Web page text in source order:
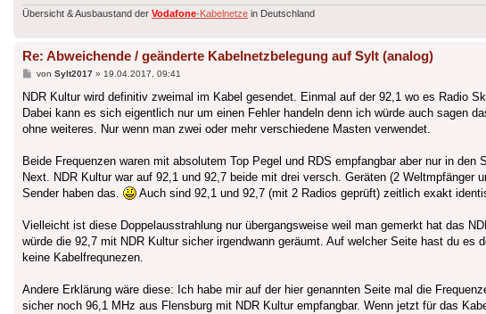
Übersicht & Ausbaustand der Vodafone-Kabelnetze in Deutschland
Re: Abweichende / geänderte Kabelnetzbelegung auf Sylt (analog)
Beitrag
von Sylt2017» 19.04.2017, 09:41
NDR Kultur wird definitiv zweimal im Kabel gesendet. Einmal auf der 92,1 wo es Radio
Dabei kann es sich eigentlich nur um einen Fehler handeln denn ich würde auch sagen
ohne weiteres. Nur wenn man zwei oder mehr verschiedene Masten verwendet.
Beide Frequenzen waren mit absolutem Top Pegel und RDS empfangbar aber nur in
Next. NDR Kultur war auf 92,1 und 92,7 beide mit drei versch. Geräten (2
Sender haben das.
Auch sind 92,1 und 92,7 (mit 2 Radios geprüft) zeitlich exakt
Vielleicht ist diese Doppelausstrahlung nur übergangsweise weil man gemerkt hat das
würde die 92,7 mit NDR Kultur sicher irgendwann geräumt. Auf welcher Seite hast du
keine Kabelfrequnezen.
Andere Erklärung wäre diese: Ich habe mir auf der hier genannten Seite mal die
sicher noch 96,1 MHz aus Flensburg mit NDR Kultur empfangbar. Wenn jetzt für das